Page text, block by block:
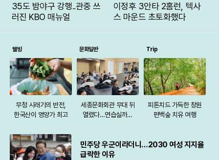
35도 밤야구 강행..관중 쓰
러진 KBO 매뉴얼
이정후 3안타 2홈런, 텍사
스 마운드 초토화했다
웰빙
무청 시래기의 반전,
한국산이 영양가 최고
문화일반
세종문화회관 무대 뒤
열렸다…연습실까지
Trip
피톤치드 가득한 창원
편백숲 치유 여행
민주당 우군이라더니…2030 여성 지지율
급락한 이유